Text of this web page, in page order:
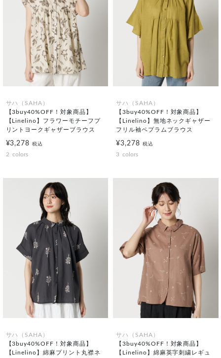
サハ（SAHA）
【3buy40%OFF！対象商品】
【Linelino】フラワーモチーフプ
リントヨークギャザーブラウス
¥3,278税込
2 colors
サハ（SAHA）
【3buy40%OFF！対象商品】
【Linelino】無地ネックギャザー
フリル袖ペプラムブラウス
¥3,278 税込
3 colors
サハ（SAHA）
【3buy40%OFF！対象商品】
【Linelino】綿麻プリント丸襟ネ
サハ（SAHA）
【3buy40%OFF！対象商品】
【Linelino】綿麻英字刺繍レギュ